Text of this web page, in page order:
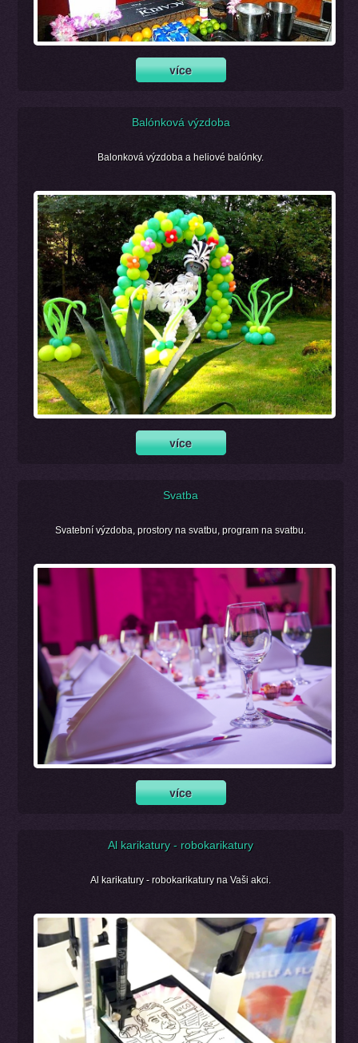
Balónková výzdoba
Balonková výzdoba a heliové balónky.
Svatba
Svatební výzdoba, prostory na svatbu, program na svatbu.
Al karikatury - robokarikatury
Al karikatury - robokarikatury na Vaši akci.